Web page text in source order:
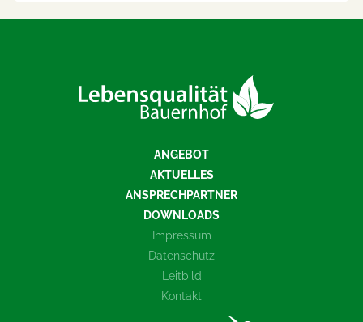
ANGEBOT
AKTUELLES
ANSPRECHPARTNER
DOWNLOADS
Impressum
Datenschutz
Leitbild
Kontakt